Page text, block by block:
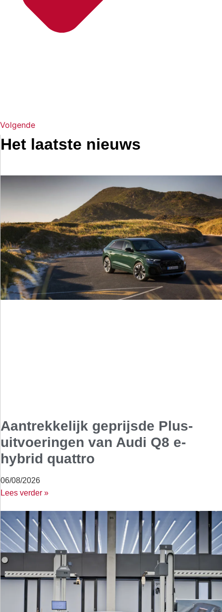
Volgende
Het laatste nieuws
Aantrekkelijk geprijsde Plus-
uitvoeringen van Audi Q8 e-
hybrid quattro
06/08/2026
Lees verder »